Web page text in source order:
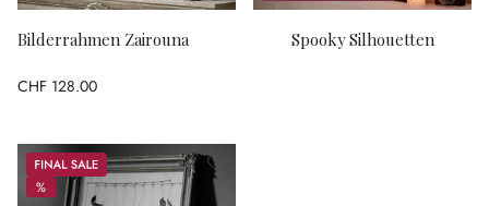
Bilderrahmen Zairouna
CHF 128.00
Spooky Silhouetten
Sale
%
%